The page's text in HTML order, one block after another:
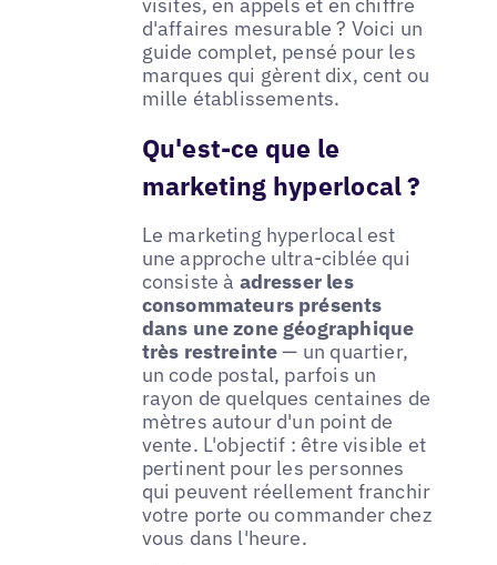
d'affaires mesurable ? Voici un
guide complet, pensé pour les
marques qui gèrent dix, cent ou
mille établissements.
Qu'est-ce que le
marketing hyperlocal ?
Le marketing hyperlocal est
une approche ultra-ciblée qui
consiste à adresser les
consommateurs présents
dans une zone géographique
très restreinte— un quartier,
un code postal, parfois un
rayon de quelques centaines de
mètres autour d'un point de
vente. L'objectif : être visible et
pertinent pour les personnes
qui peuvent réellement franchir
votre porte ou commander chez
vous dans l'heure.